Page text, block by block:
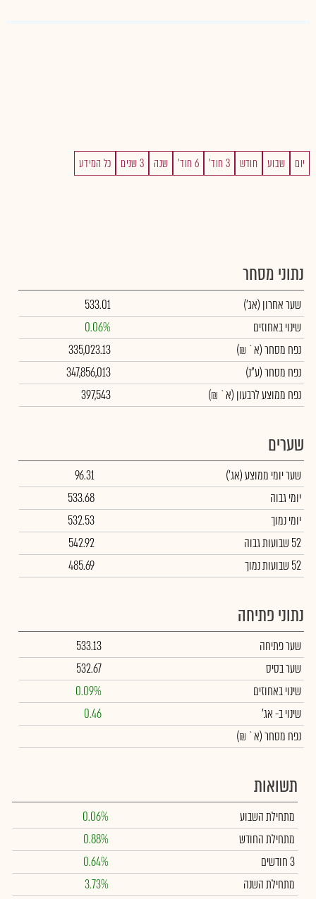
יום שבוע חודש 3 חוד' 6 חוד' שנה 3 שנים כל המידע
נתוני מסחר
שער אחרון (אג')
533.01
שינוי באחוזים
0.06%
נפח מסחר(א` ₪)
335,023.13
נפח מסחר(ע"נ)
347,856,013
נפח ממוצע לרבעון (א` ₪)
397,543
שערים
שער יומי ממוצע(אג')
96.31
יומי גבוה
533.68
יומי נמוך
532.53
52 שבועות גבוה
542.92
52 שבועות נמוך
485.69
נתוני פתיחה
שער פתיחה
533.13
שער בסיס
532.67
שינוי באחוזים
0.09%
שינויב- אג'
0.46
נפח מסחר(א` ₪)
תשואות
מתחילת השבוע
0.06%
מתחילת החודש
0.88%
3 חודשים
0.64%
מתחילת השנה
3.73%